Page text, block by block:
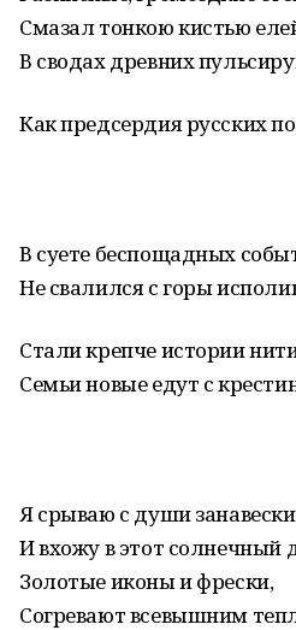
Смазал тонкою кистью
В сводах древних
Как предсердия русских
В суете беспощадных
Не свалился с горы
Стали крепче истории
Семьи новые едут с
Я срываю с души занавески
И вхожу в этот солнечный
Золотые иконы и фрески,
Согревают всевышним